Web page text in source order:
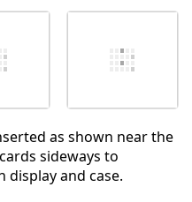
as shown near the
sideways to
display and case.